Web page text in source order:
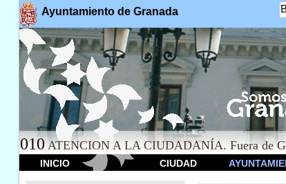
Ayuntamiento de Granada
010 ATENCION A LA CIUDADANÍA. Fuera de
INICIO CIUDAD